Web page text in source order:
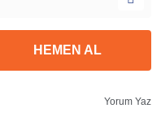
HEMEN AL
Yorum Yaz